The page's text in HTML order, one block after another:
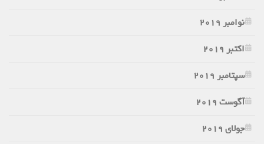
نوامبر 2019
اکتبر 2019
سپتامبر 2019
آگوست 2019
جولای 2019